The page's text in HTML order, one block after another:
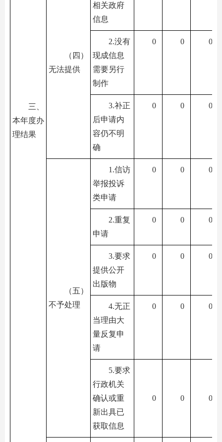
三、
本年度办
理结果
（四）
无法提供
相关政府
信息
2.没有
现成信息
需要另行
制作
0 0 0
3.补正
后申请内
容仍不明
确
0 0 0
（五）
不予处理
1.信访
举报投诉
类申请
0 0 0
2.重复
申请
0 0 0
3.要求
提供公开
出版物
0 0 0
4.无正
当理由大
量反复申
请
0 0 0
5.要求
行政机关
确认或重
新出具已
获取信息
0 0 0